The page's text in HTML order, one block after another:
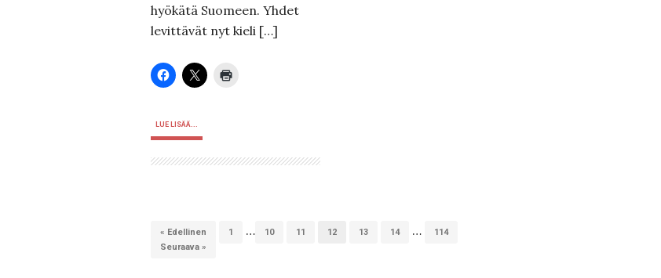
hyökätä Suomeen. Yhdet
levittävät nyt kieli […]
LUE LISÄÄ...
« Edellinen 1 … 10 11 12 13 14 …
114
Seuraava »